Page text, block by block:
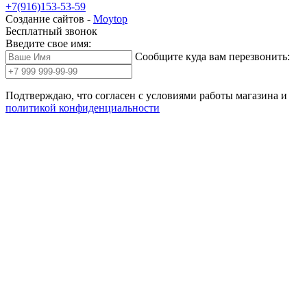
+7(916)153-53-59
Создание сайтов - Moytop
Бесплатный звонок
Введите свое имя:
Сообщите куда вам перезвонить:
Подтверждаю, что согласен с условиями работы магазина и
политикой конфиденциальности